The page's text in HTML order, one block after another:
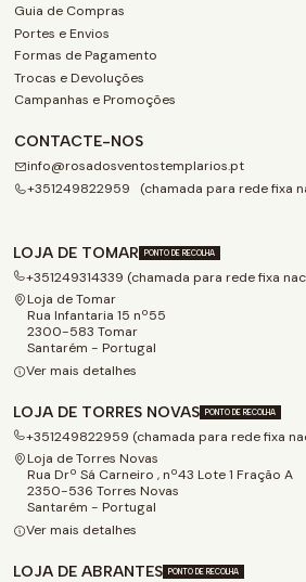
Guia de Compras
Portes e Envios
Formas de Pagamento
Trocas e Devoluções
Campanhas e Promoções
CONTACTE-NOS
info@rosadosventostemplarios.pt
+351249822959 (chamada para rede fixa
LOJA DE TOMAR PONTO DE RECOLHA
+351249314339 (chamada para rede fixa
Loja de Tomar
Rua Infantaria 15 nº55
2300-583 Tomar
Santarém - Portugal
Ver mais detalhes
LOJA DE TORRES NOVAS PONTO DE RECOLHA
+351249822959 (chamada para rede fixa
Loja de Torres Novas
Rua Drº Sá Carneiro , nº43 Lote 1 Fração A
2350-536 Torres Novas
Santarém - Portugal
Ver mais detalhes
LOJA DE ABRANTES PONTO DE RECOLHA